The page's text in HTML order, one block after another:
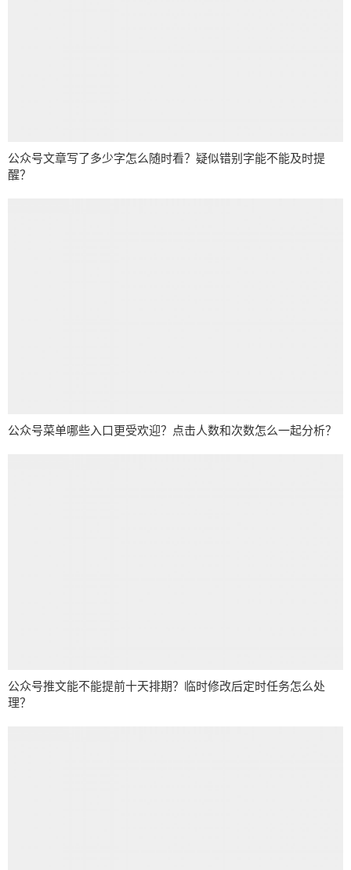
公众号文章写了多少字怎么随时看？疑似错别字能不能及时提
醒？
公众号菜单哪些入口更受欢迎？点击人数和次数怎么一起分析？
公众号推文能不能提前十天排期？临时修改后定时任务怎么处
理？